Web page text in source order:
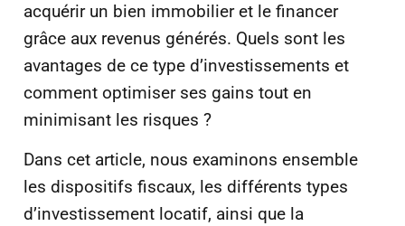
acquérir un bien immobilier et le financer
grâce aux revenus générés. Quels sont les
avantages de ce type d’investissements et
comment optimiser ses gains tout en
minimisant les risques ?
Dans cet article, nous examinons ensemble
les dispositifs fiscaux, les différents types
d’investissement locatif, ainsi que la